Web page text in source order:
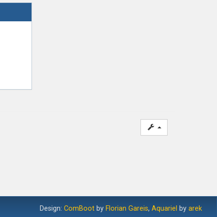
Design: ComBoot by Florian Gareis, Aquariel by arek